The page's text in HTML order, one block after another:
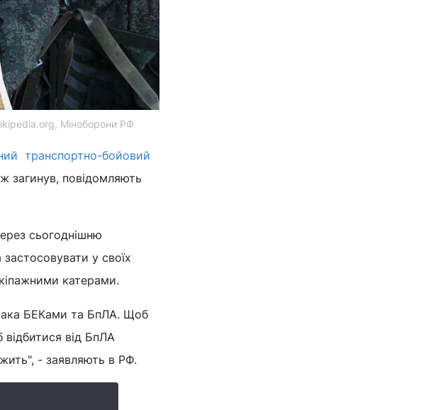
Міноборони РФ
транспортно-бойовий
загинув, повідомляють
сьогоднішню
у своїх
катерами.
БЕКами та БпЛА. Щоб
відбитися від БпЛА
- заявляють в РФ.